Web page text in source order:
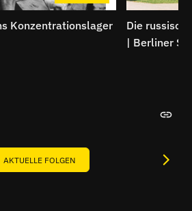
Konzentrationslager
Die
| Berliner
AKTUELLE FOLGEN